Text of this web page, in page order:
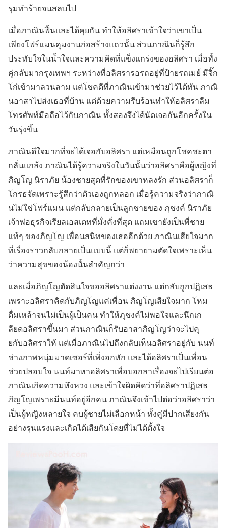
รุมทำร้ายจนสลบไป
เมื่อภาณินฟื้นและได้คุยกัน ทำให้อลิศราเข้าใจว่าเขาเป็น
เพียงโฟร์แมนคุมงานก่อสร้างแถวนั้น ส่วนภาณินก็รู้สึก
ประทับใจในน้ำใจและความคิดที่แข็งแกร่งของอลิศรา เมื่อทั้ง
คู่กลับมากรุงเทพฯ ระหว่างที่อลิศรารอรถอยู่ที่ป้ายรถเมย์ มีจิ๊ก
โก๋เข้ามาลวนลาม แต่โชคดีที่ภาณินเข้ามาช่วยไว้ได้ทัน ภาณิ
นอาสาไปส่งเธอที่บ้าน แต่ด้วยความรีบร้อนทำให้อลิศราลืม
โทรศัพท์มือถือไว้กับภาณิน ทั้งสองจึงได้นัดเจอกันอีกครั้งใน
วันรุ่งขึ้น
ภาณินดีใจมากที่จะได้เจอกับอลิศรา แต่เหมือนถูกโชคชะตา
กลั่นแกล้ง ภาณินได้รู้ความจริงในวันนั้นว่าอลิศราคือผู้หญิงที่
ภิญโญ นิราภัย น้องชายสุดที่รักของเขาหลงรัก ส่วนอลิศราก็
โกรธจัดเพราะรู้สึกว่าตัวเองถูกหลอก เมื่อรู้ความจริงว่าภาณิ
นไม่ใช่โฟร์แมน แต่กลับกลายเป็นลูกชายของ ภุชงค์ นิราภัย
เจ้าพ่อธุรกิจเรียลเอสเตทที่มั่งคั่งที่สุด แถมเขายังเป็นพี่ชาย
แท้ๆ ของภิญโญ เพื่อนสนิทของเธออีกด้วย ภาณินเสียใจมาก
ที่เรื่องราวกลับกลายเป็นแบบนี้ แต่ก็พยายามตัดใจเพราะเห็น
ว่าความสุขของน้องนั้นสำคัญกว่า
และเมื่อภิญโญตัดสินใจขออลิศราแต่งงาน แต่กลับถูกปฏิเสธ
เพราะอลิศราคิดกับภิญโญแค่เพื่อน ภิญโญเสียใจมาก โหม
ดื่มเหล้าจนไม่เป็นผู้เป็นคน ทำให้ภุชงค์ไม่พอใจและนึกเก
ลียดอลิศราขึ้นมา ส่วนภาณินก็รับอาสาภิญโญว่าจะไปคุ
ยกับอลิศราให้ แต่เมื่อภาณินไปถึงกลับเห็นอลิศราอยู่กับ นนท์
ช่างภาพหนุ่มมาดเซอร์ที่เพิ่งอกหัก และได้อลิศราเป็นเพื่อน
ช่วยปลอบใจ นนท์มาหาอลิศราเพื่อบอกลาเรื่องจะไปเรียนต่อ
ภาณินเกิดความหึงหวง และเข้าใจผิดคิดว่าที่อลิศราปฏิเสธ
ภิญโญเพราะมีนนท์อยู่อีกคน ภาณินจึงเข้าไปต่อว่าอลิศราว่า
เป็นผู้หญิงหลายใจ คบผู้ชายไม่เลือกหน้า ทั้งคู่มีปากเสียงกัน
อย่างรุนแรงและเกิดได้เสียกันโดยที่ไม่ได้ตั้งใจ